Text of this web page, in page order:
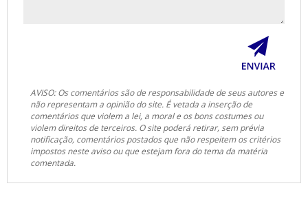
AVISO: Os comentários são de responsabilidade de seus autores e
não representam a opinião do site. É vetada a inserção de
comentários que violem a lei, a moral e os bons costumes ou
violem direitos de terceiros. O site poderá retirar, sem prévia
notificação, comentários postados que não respeitem os critérios
impostos neste aviso ou que estejam fora do tema da matéria
comentada.